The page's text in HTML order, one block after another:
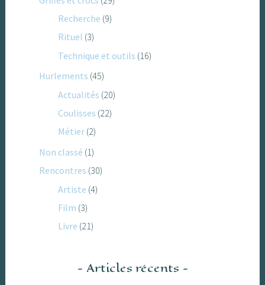
Recherche (9)
Rituel (3)
Technique et outils (16)
Hurlements (45)
Actualités (20)
Coulisses (22)
Métier (2)
Non classé (1)
Rencontres (30)
Artiste (4)
Film (3)
Livre (21)
Articles récents